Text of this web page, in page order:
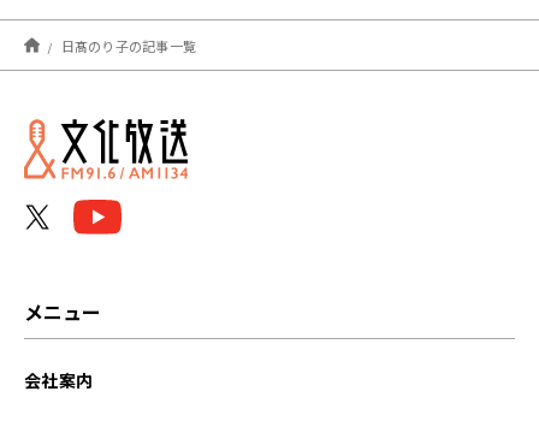
2026年03月
2026年02月
2025年03月
日髙のり子の記事一覧
メニュー
会社案内